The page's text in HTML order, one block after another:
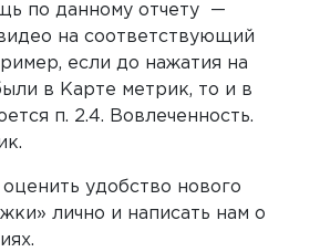
по данному отчету —
на соответствующий
если до нажатия на
в Карте метрик, то и в
п. 2.4. Вовлеченность.
удобство нового
лично и написать нам о